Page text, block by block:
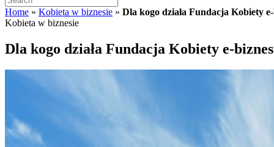
Home » Kobieta w biznesie » Dla kogo działa Fundacja Kobiety
Kobieta w biznesie
Dla kogo działa Fundacja Kobiety e-